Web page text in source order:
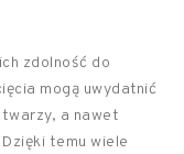
zdolność do
mogą uwydatnić
a nawet
temu wiele